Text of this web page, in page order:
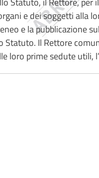
e dei soggetti alla
e la pubblicazione
Statuto. Il Rettore
loro prime sedute utili,